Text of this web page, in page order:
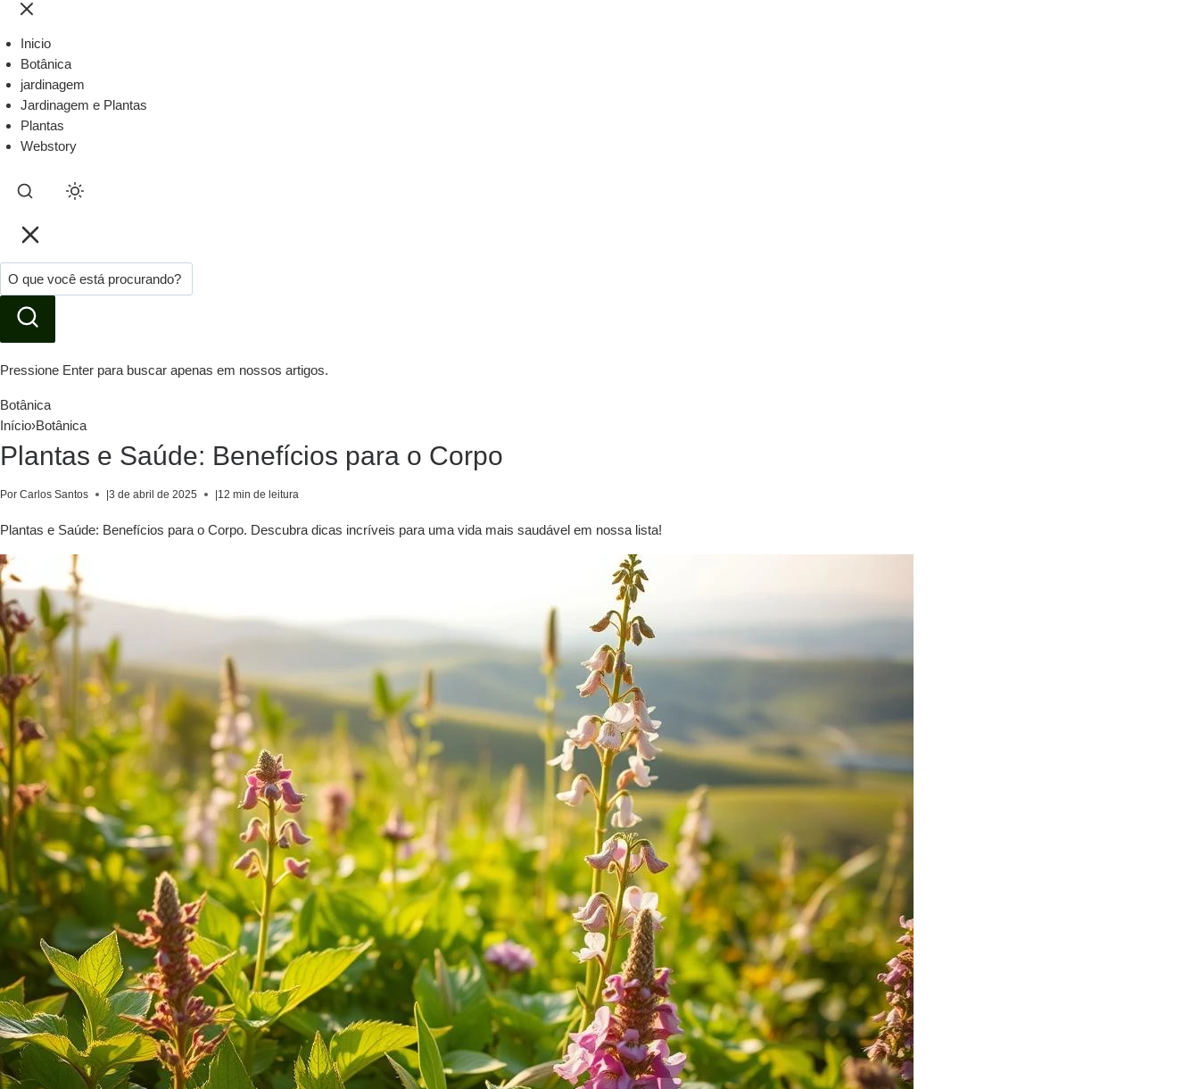
Inicio
Botânica
jardinagem
Jardinagem e Plantas
Plantas
Webstory
Pressione Enter para buscar apenas em nossos artigos.
Botânica
Início›Botânica
Plantas e Saúde: Benefícios para o Corpo
Por Carlos Santos |3 de abril de 2025 |12 min de leitura
Plantas e Saúde: Benefícios para o Corpo. Descubra dicas incríveis para uma vida mais saudável em nossa lista!